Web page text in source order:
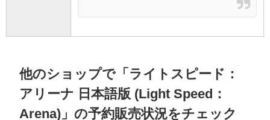
他のショップで「ライトスピード：
アリーナ 日本語版 (Light Speed：
Arena)」の予約販売状況をチェック